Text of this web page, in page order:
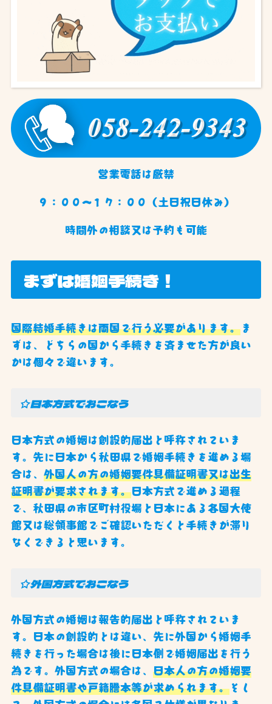
営業電話は厳禁
９：００〜１７：００（土日祝日休み）
時間外の相談又は予約も可能
まずは婚姻手続き！
国際結婚手続きは両国で行う必要があります。ま
ずは、どちらの国から手続きを済ませた方が良い
かは個々で違います。
☆日本方式でおこなう
日本方式の婚姻は創設的届出と呼称されていま
す。先に日本から秋田県で婚姻手続きを進める場
合は、 外国人の方の婚姻要件具備証明書又は出生
証明書が要求されます。日本方式で進める過程
で、秋田県の市区町村役場と日本にある各国大使
館又は総領事館でご確認いただくと手続きが滞り
なくできると思います。
☆外国方式でおこなう
外国方式の婚姻は報告的届出と呼称されていま
す。日本の創設的とは違い、先に外国から婚姻手
続きを行った場合は後に日本側で婚姻届出を行う
為です。外国方式の場合は、 日本人の方の婚姻要
件具備証明書や戸籍謄本等が求められます。そし